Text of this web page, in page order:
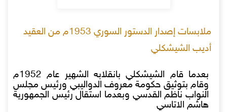
ملابسات إصدار الدستور السوري 1953م من العقيد
أديب الشيشكلي
بعدما قام الشيشكلي بانقلابه الشهير عام 1952م
وقام بتوثيق حكومة معروف الدواليبي ورئيس مجلس
النواب ناظم القدسي وبعدما استقال رئيس الجمهورية
هاشم الاتاسي